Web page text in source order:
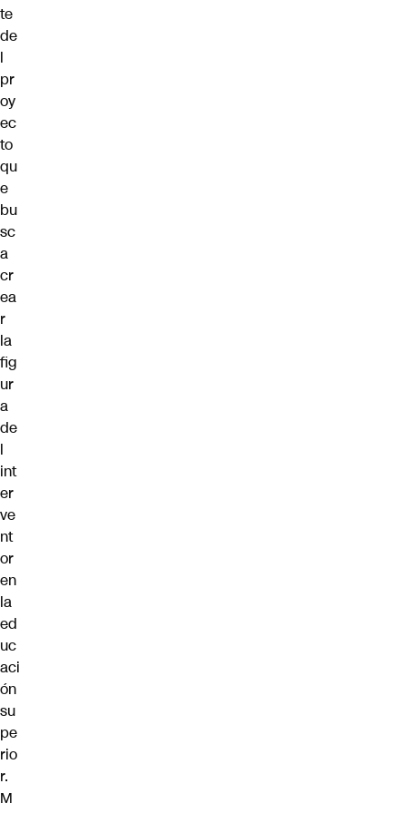
te
de
l
pr
oy
ec
to
qu
e
bu
sc
a
cr
ea
r
la
fig
ur
a
de
l
int
er
ve
nt
or
en
la
ed
uc
aci
ón
su
pe
rio
r.
M